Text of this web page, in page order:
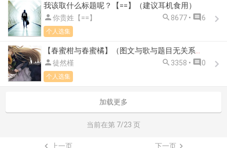
我该取什么标题呢？【==】（建议耳机食用）
你贵姓【==】  8677 •  6
个人选集
【春蜜柑与春蜜橘】（图文与歌与题目无关系列）/つじあやの
徒然槿  3358 •  0
个人选集
加载更多
当前在第 7/23 页
上一页 下一页